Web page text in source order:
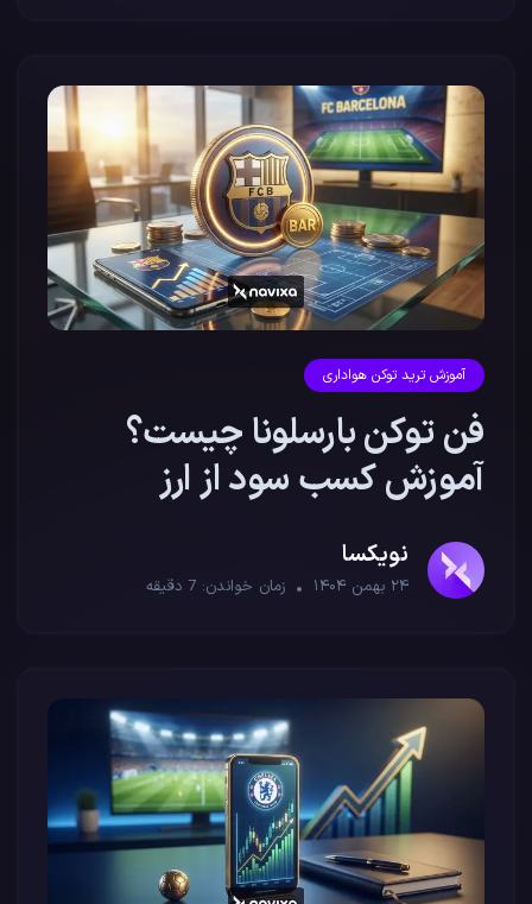
آموزش ترید توکن هواداری
فن توکن بارسلونا چیست؟
آموزش کسب سود از ارز
نویکسا
۲۴ بهمن ۱۴۰۴ زمان خواندن: 7 دقیقه